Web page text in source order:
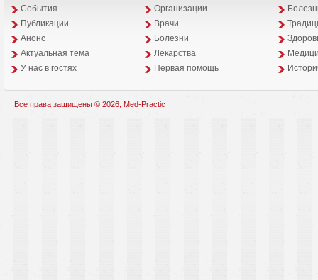
События
Организации
Публикации
Врачи
Анонс
Болезни
Aктуальная тема
Лекарства
У нас в гостях
Первая помощь
Все права защищены © 2026, Med-Practic